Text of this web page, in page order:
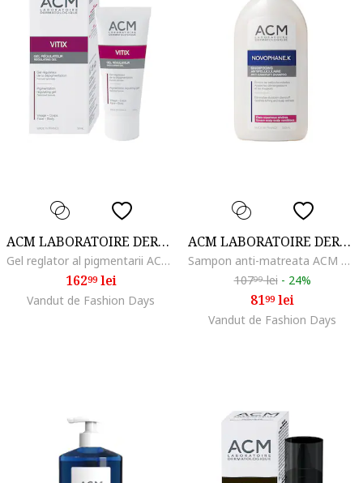
ACM LABORATOIRE DERMATOLOGIQUE
Gel reglator al pigmentarii ACM Vitix, 50 ml
16299lei
Vandut de Fashion Days
ACM LABORATOIRE DERMATOLOGIQUE
Sampon anti-matreata ACM Novophane K impotriva descuamarii cronice a scalpului, 300 ml
10799lei - 24%
8199lei
Vandut de Fashion Days